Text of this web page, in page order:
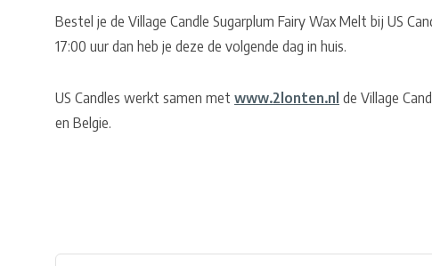
Bestel je de Village Candle Sugarplum Fairy Wax Melt bij US
17:00 uur dan heb je deze de volgende dag in huis.
US Candles werkt samen met www.2lonten.nl de Village
en Belgie.